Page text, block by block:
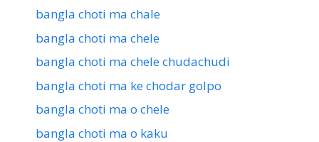
bangla choti ma chale
bangla choti ma chele
bangla choti ma chele chudachudi
bangla choti ma ke chodar golpo
bangla choti ma o chele
bangla choti ma o kaku